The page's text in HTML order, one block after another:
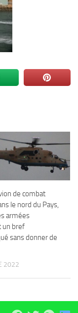
de combat
le nord du Pays,
armées
un bref
sans donner de
2022